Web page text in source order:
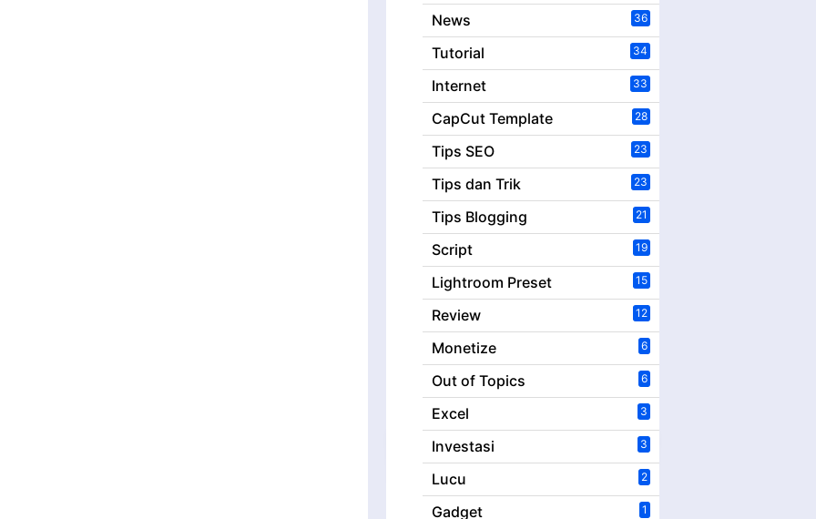
News 36
Tutorial 34
Internet 33
CapCut Template 28
Tips SEO 23
Tips dan Trik 23
Tips Blogging 21
Script 19
Lightroom Preset 15
Review 12
Monetize 6
Out of Topics 6
Excel 3
Investasi 3
Lucu 2
Gadget 1